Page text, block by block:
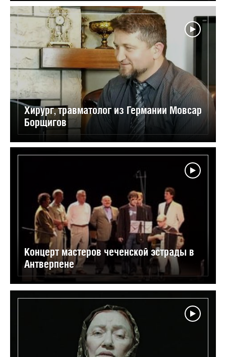
Хирург, травматолог из Германии Мовсар
Борщигов
Концерт мастеров чеченской эстрады в
Антверпене